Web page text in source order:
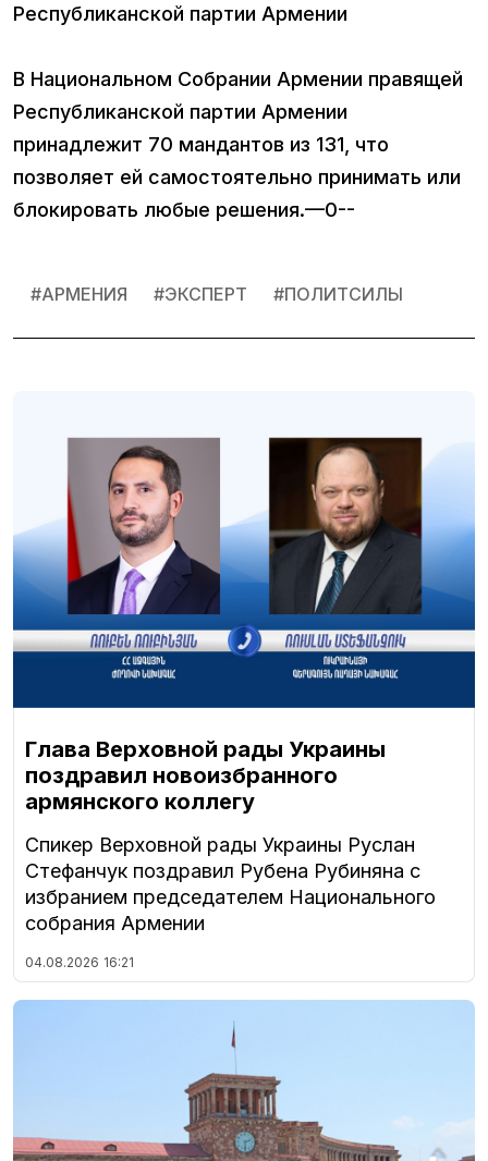
Республиканской партии Армении
В Национальном Собрании Армении правящей
Республиканской партии Армении
принадлежит 70 мандантов из 131, что
позволяет ей самостоятельно принимать или
блокировать любые решения.—0--
#АРМЕНИЯ #ЭКСПЕРТ #ПОЛИТСИЛЫ
Глава Верховной рады Украины
поздравил новоизбранного
армянского коллегу
Спикер Верховной рады Украины Руслан
Стефанчук поздравил Рубена Рубиняна с
избранием председателем Национального
собрания Армении
04.08.2026 16:21